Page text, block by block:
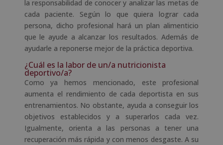
la responsabilidad de conocer y analizar las metas de
cada paciente. Según lo que quiera lograr cada
persona, dicho profesional hará un plan alimenticio
que le ayude a alcanzar los resultados. Además de
ayudarle a reponerse mejor de la práctica deportiva.
¿Cuál es la labor de un/a nutricionista
deportivo/a?
Como ya hemos mencionado, este profesional
aumenta el rendimiento de cada deportista en sus
entrenamientos. No obstante, ayuda a conseguir los
objetivos establecidos y a superarlos cada vez.
Igualmente, orienta a las personas a tener una
recuperación más rápida y con menos desgaste. A su